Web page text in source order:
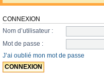
CONNEXION
Nom d’utilisateur :
Mot de passe :
J’ai oublié mon mot de passe